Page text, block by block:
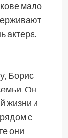
мало
актера.
Борис
Он
жизни и
с
они